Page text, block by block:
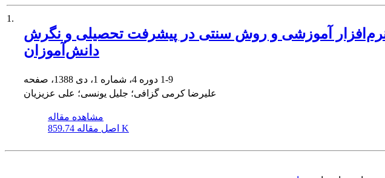
1.
نرم‌افزار آموزشی و روش سنتی در پیشرفت تحصیلی و نگرش
دانش‌آموزان
1-9
علیرضا کرمی گزافی؛ جلیل یونسی؛ علی عزیزیان
مشاهده مقاله
اصل مقاله 859.74 K